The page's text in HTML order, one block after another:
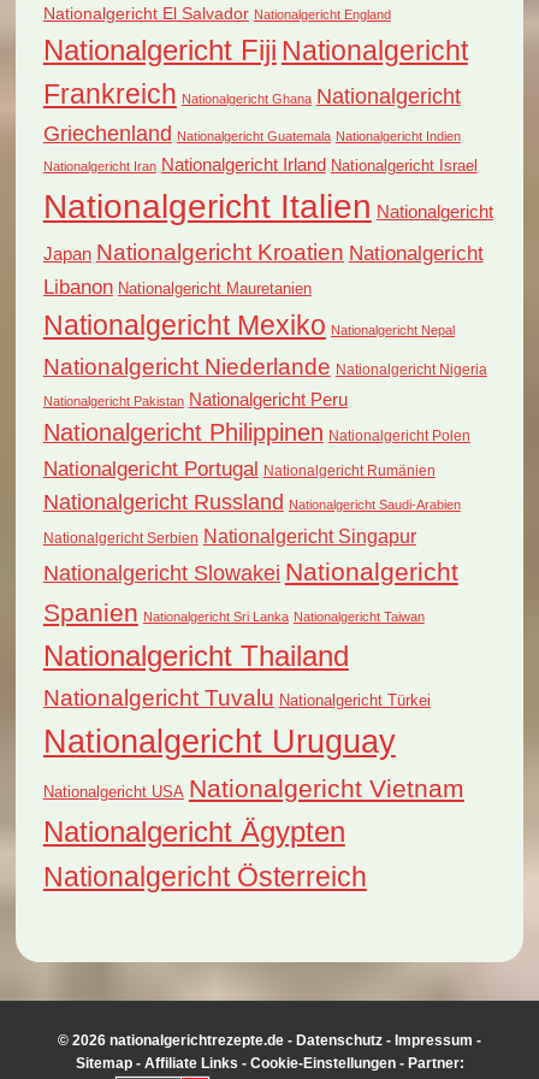
Nationalgericht El Salvador Nationalgericht England
Nationalgericht Fiji Nationalgericht
Frankreich Nationalgericht Ghana Nationalgericht
Griechenland Nationalgericht Guatemala Nationalgericht Indien
Nationalgericht Iran Nationalgericht Irland Nationalgericht Israel
Nationalgericht Italien Nationalgericht
Japan Nationalgericht Kroatien Nationalgericht
Libanon Nationalgericht Mauretanien
Nationalgericht Mexiko Nationalgericht Nepal
Nationalgericht Niederlande Nationalgericht Nigeria
Nationalgericht Pakistan Nationalgericht Peru
Nationalgericht Philippinen Nationalgericht Polen
Nationalgericht Portugal Nationalgericht Rumänien
Nationalgericht Russland Nationalgericht Saudi-Arabien
Nationalgericht Serbien Nationalgericht Singapur
Nationalgericht Slowakei Nationalgericht
Spanien Nationalgericht Sri Lanka Nationalgericht Taiwan
Nationalgericht Thailand
Nationalgericht Tuvalu Nationalgericht Türkei
Nationalgericht Uruguay
Nationalgericht USA Nationalgericht Vietnam
Nationalgericht Ägypten
Nationalgericht Österreich
© 2026 nationalgerichtrezepte.de - Datenschutz - Impressum -
Sitemap- Affiliate Links - Cookie-Einstellungen- Partner: